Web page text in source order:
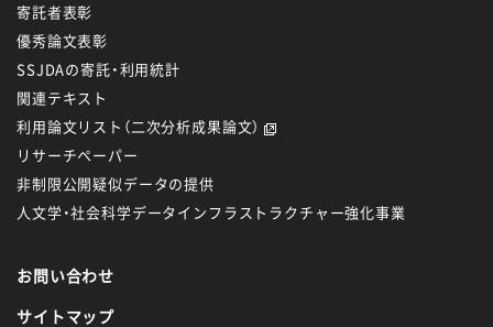
寄託者表彰
優秀論文表彰
SSJDAの寄託・利用統計
関連テキスト
利用論文リスト（二次分析成果論文）
リサーチペーパー
非制限公開疑似データの提供
人文学・社会科学データインフラストラクチャー強化事業
お問い合わせ
サイトマップ